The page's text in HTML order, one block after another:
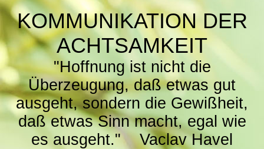
KOMMUNIKATION DER
ACHTSAMKEIT
"Hoffnung ist nicht die
Überzeugung, daß etwas gut
ausgeht, sondern die Gewißheit,
daß etwas Sinn macht, egal wie
es ausgeht." Vaclav Havel